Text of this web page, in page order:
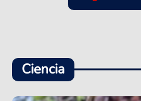
Ciencia